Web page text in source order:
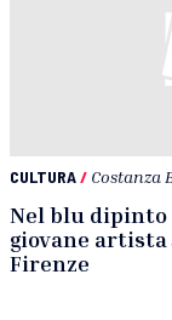
CULTURA/ Costanza
Nel blu dipinto
giovane
Firenze